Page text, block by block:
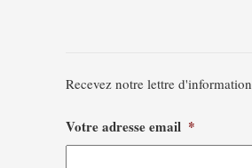
Recevez notre lettre d'information
Votre adresse email *